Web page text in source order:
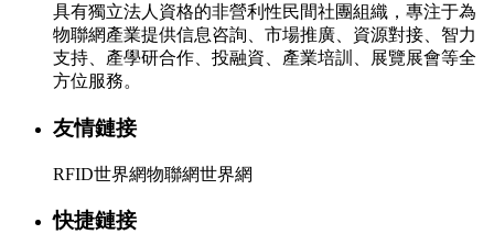
具有獨立法人資格的非營利性民間社團組織，專注于為
物聯網產業提供信息咨詢、市場推廣、資源對接、智力
支持、產學研合作、投融資、產業培訓、展覽展會等全
方位服務。
友情鏈接
RFID世界網物聯網世界網
快捷鏈接